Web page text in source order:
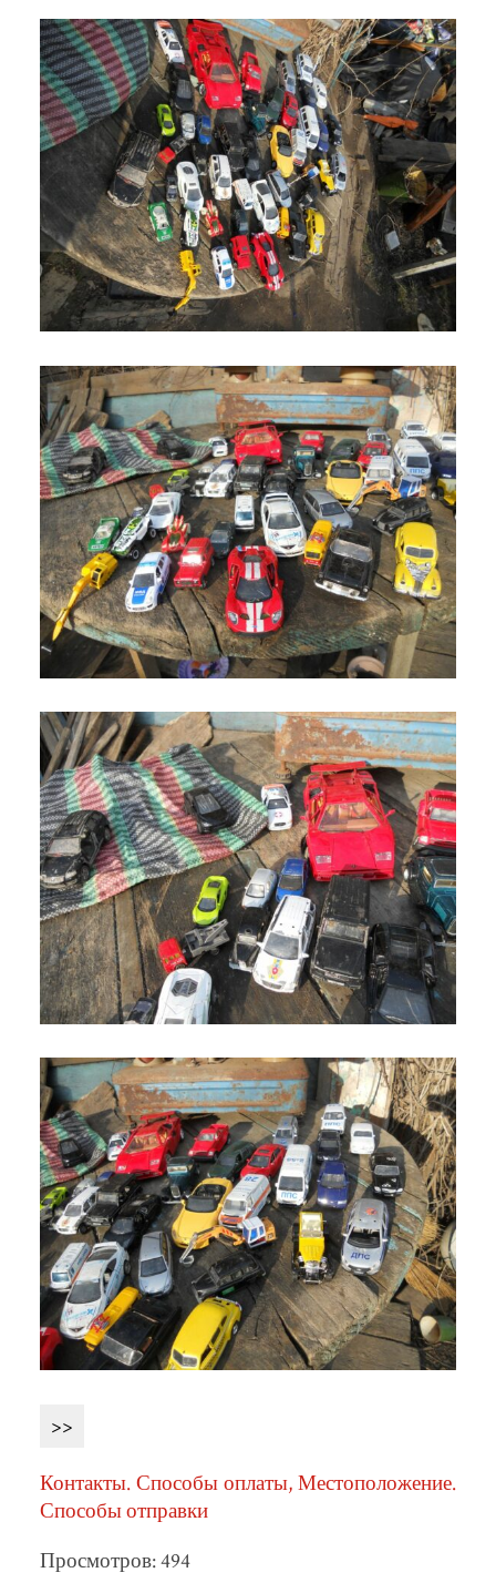
>>
Контакты. Способы оплаты, Местоположение.
Способы отправки
Просмотров: 494